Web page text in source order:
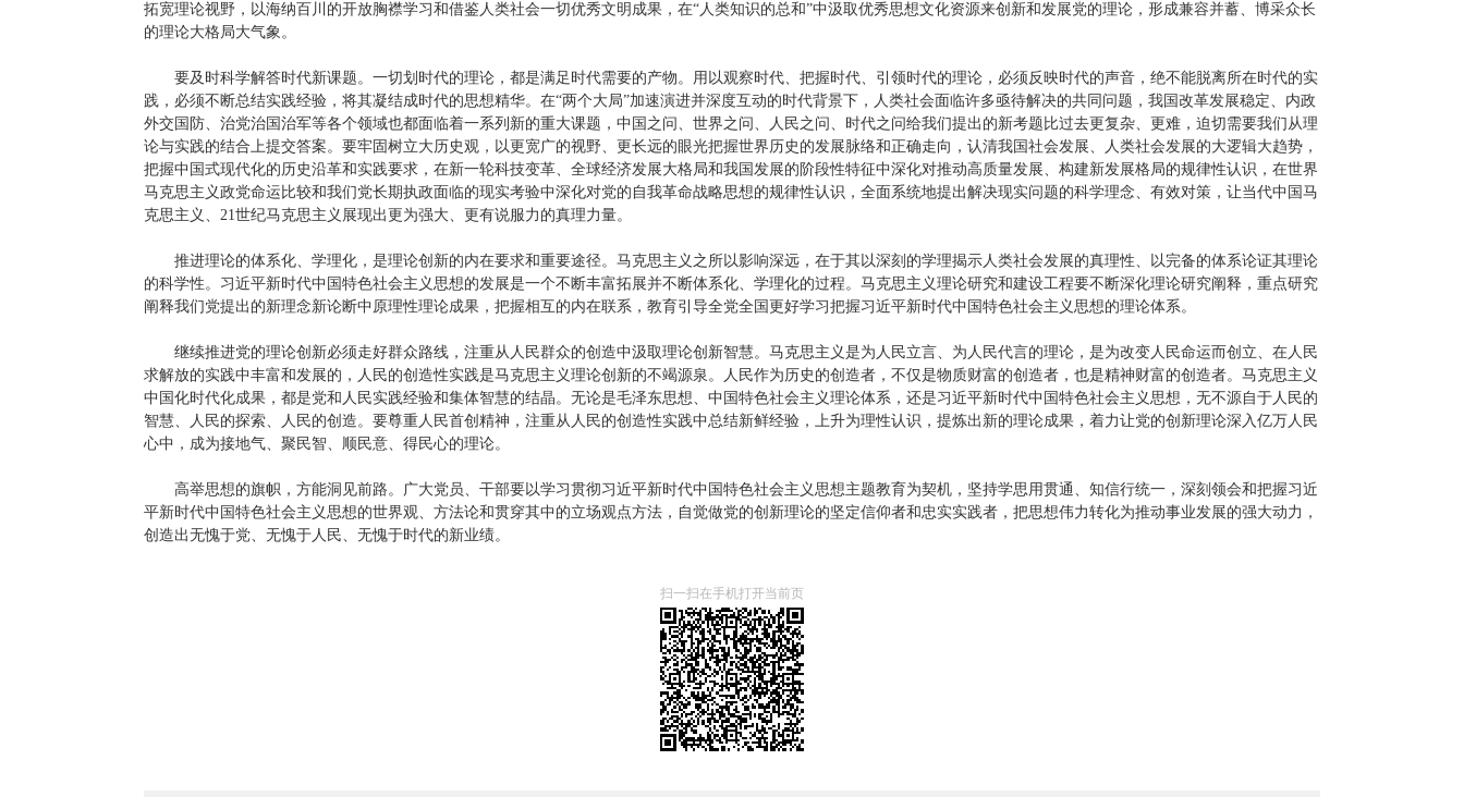
拓宽理论视野，以海纳百川的开放胸襟学习和借鉴人类社会一切优秀文明成果，在“人类知识的总和”中汲取优秀思想文化资源来创新和发展党的理论，形成兼容并蓄、博采众长
的理论大格局大气象。
要及时科学解答时代新课题。一切划时代的理论，都是满足时代需要的产物。用以观察时代、把握时代、引领时代的理论，必须反映时代的声音，绝不能脱离所在时代的实
践，必须不断总结实践经验，将其凝结成时代的思想精华。在“两个大局”加速演进并深度互动的时代背景下，人类社会面临许多亟待解决的共同问题，我国改革发展稳定、内政
外交国防、治党治国治军等各个领域也都面临着一系列新的重大课题，中国之问、世界之问、人民之问、时代之问给我们提出的新考题比过去更复杂、更难，迫切需要我们从理
论与实践的结合上提交答案。要牢固树立大历史观，以更宽广的视野、更长远的眼光把握世界历史的发展脉络和正确走向，认清我国社会发展、人类社会发展的大逻辑大趋势，
把握中国式现代化的历史沿革和实践要求，在新一轮科技变革、全球经济发展大格局和我国发展的阶段性特征中深化对推动高质量发展、构建新发展格局的规律性认识，在世界
马克思主义政党命运比较和我们党长期执政面临的现实考验中深化对党的自我革命战略思想的规律性认识，全面系统地提出解决现实问题的科学理念、有效对策，让当代中国马
克思主义、21世纪马克思主义展现出更为强大、更有说服力的真理力量。
推进理论的体系化、学理化，是理论创新的内在要求和重要途径。马克思主义之所以影响深远，在于其以深刻的学理揭示人类社会发展的真理性、以完备的体系论证其理论
的科学性。习近平新时代中国特色社会主义思想的发展是一个不断丰富拓展并不断体系化、学理化的过程。马克思主义理论研究和建设工程要不断深化理论研究阐释，重点研究
阐释我们党提出的新理念新论断中原理性理论成果，把握相互的内在联系，教育引导全党全国更好学习把握习近平新时代中国特色社会主义思想的理论体系。
继续推进党的理论创新必须走好群众路线，注重从人民群众的创造中汲取理论创新智慧。马克思主义是为人民立言、为人民代言的理论，是为改变人民命运而创立、在人民
求解放的实践中丰富和发展的，人民的创造性实践是马克思主义理论创新的不竭源泉。人民作为历史的创造者，不仅是物质财富的创造者，也是精神财富的创造者。马克思主义
中国化时代化成果，都是党和人民实践经验和集体智慧的结晶。无论是毛泽东思想、中国特色社会主义理论体系，还是习近平新时代中国特色社会主义思想，无不源自于人民的
智慧、人民的探索、人民的创造。要尊重人民首创精神，注重从人民的创造性实践中总结新鲜经验，上升为理性认识，提炼出新的理论成果，着力让党的创新理论深入亿万人民
心中，成为接地气、聚民智、顺民意、得民心的理论。
高举思想的旗帜，方能洞见前路。广大党员、干部要以学习贯彻习近平新时代中国特色社会主义思想主题教育为契机，坚持学思用贯通、知信行统一，深刻领会和把握习近
平新时代中国特色社会主义思想的世界观、方法论和贯穿其中的立场观点方法，自觉做党的创新理论的坚定信仰者和忠实实践者，把思想伟力转化为推动事业发展的强大动力，
创造出无愧于党、无愧于人民、无愧于时代的新业绩。
扫一扫在手机打开当前页